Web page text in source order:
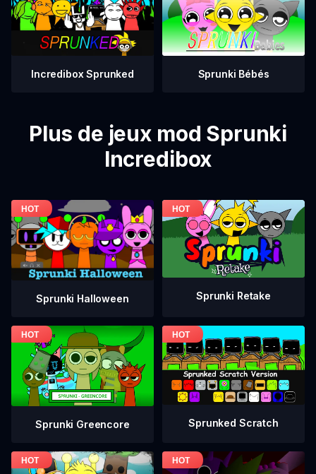
Incredibox Sprunked Sprunki Bébés
Plus de jeux mod Sprunki
Incredibox
Sprunki Halloween Sprunki Retake
Sprunki Greencore Sprunked Scratch